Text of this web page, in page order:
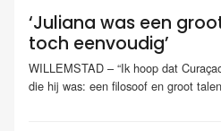
‘Juliana was een
toch eenvoudig’
WILLEMSTAD – “Ik hoop dat
die hij was: een filosoof en groot